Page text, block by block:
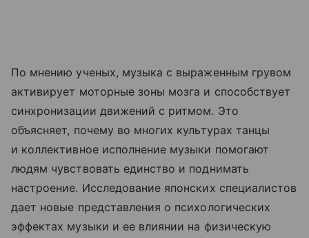
По мнению ученых, музыка с выраженным грувом
активирует моторные зоны мозга и способствует
синхронизации движений с ритмом. Это
объясняет, почему во многих культурах танцы
и коллективное исполнение музыки помогают
людям чувствовать единство и поднимать
настроение. Исследование японских специалистов
дает новые представления о психологических
эффектах музыки и ее влиянии на физическую